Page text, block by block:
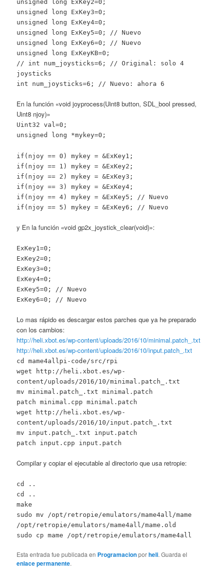
unsigned long ExKey2=0;
unsigned long ExKey3=0;
unsigned long ExKey4=0;
unsigned long ExKey5=0; // Nuevo
unsigned long ExKey6=0; // Nuevo
unsigned long ExKeyKB=0;
// int num_joysticks=6; // Original: solo 4
joysticks
int num_joysticks=6; // Nuevo: ahora 6
En la función «void joyprocess(Uint8 button, SDL_bool pressed,
Uint8 njoy)»
Uint32 val=0;
unsigned long *mykey=0;
if(njoy == 0) mykey = &ExKey1;
if(njoy == 1) mykey = &ExKey2;
if(njoy == 2) mykey = &ExKey3;
if(njoy == 3) mykey = &ExKey4;
if(njoy == 4) mykey = &ExKey5; // Nuevo
if(njoy == 5) mykey = &ExKey6; // Nuevo
y En la función «void gp2x_joystick_clear(void)»:
ExKey1=0;
ExKey2=0;
ExKey3=0;
ExKey4=0;
ExKey5=0; // Nuevo
ExKey6=0; // Nuevo
Lo mas rápido es descargar estos parches que ya he preparado
con los cambios:
http://heli.xbot.es/wp-content/uploads/2016/10/minimal.patch_.txt
http://heli.xbot.es/wp-content/uploads/2016/10/input.patch_.txt
cd mame4allpi-code/src/rpi
wget http://heli.xbot.es/wp-
content/uploads/2016/10/minimal.patch_.txt
mv minimal.patch_.txt minimal.patch
patch minimal.cpp minimal.patch
wget http://heli.xbot.es/wp-
content/uploads/2016/10/input.patch_.txt
mv input.patch_.txt input.patch
patch input.cpp input.patch
Compilar y copiar el ejecutable al directorio que usa retropie:
cd ..
cd ..
make
sudo mv /opt/retropie/emulators/mame4all/mame
/opt/retropie/emulators/mame4all/mame.old
sudo cp mame /opt/retropie/emulators/mame4all
Esta entrada fue publicada en Programacionporheli. Guarda el
enlace permanente.